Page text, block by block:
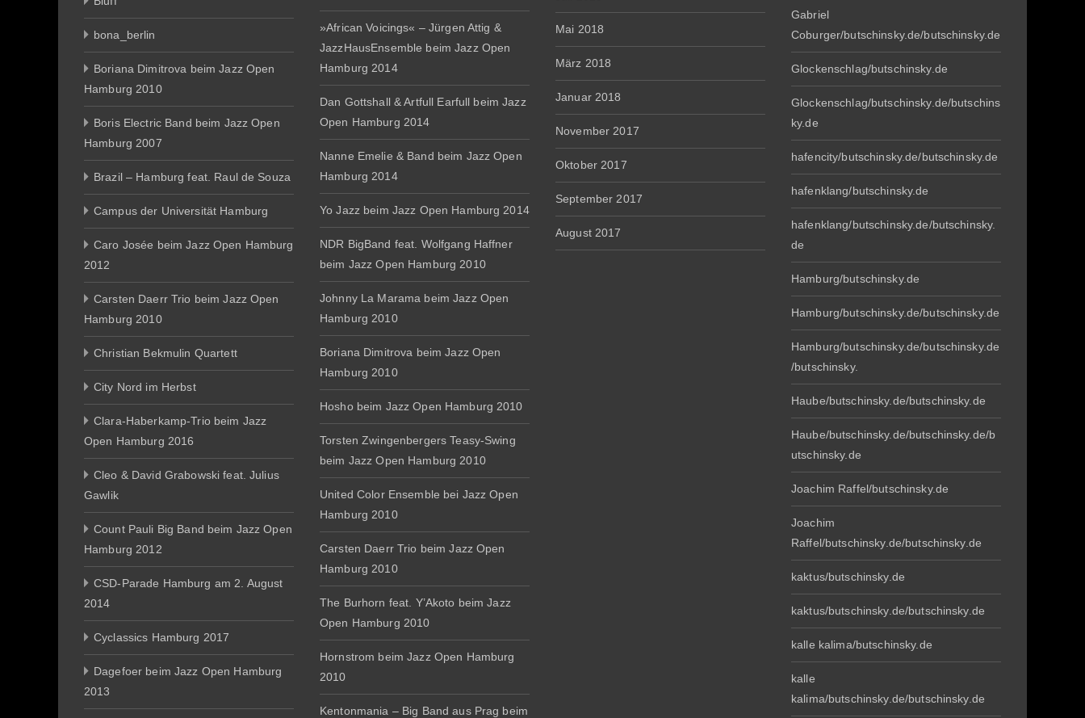
bona_berlin
Boriana Dimitrova beim Jazz Open
Hamburg 2010
Boris Electric Band beim Jazz Open
Hamburg 2007
Brazil – Hamburg feat. Raul de Souza
Campus der Universität Hamburg
Caro Josée beim Jazz Open Hamburg
2012
Carsten Daerr Trio beim Jazz Open
Hamburg 2010
Christian Bekmulin Quartett
City Nord im Herbst
Clara-Haberkamp-Trio beim Jazz
Open Hamburg 2016
Cleo & David Grabowski feat. Julius
Gawlik
Count Pauli Big Band beim Jazz Open
Hamburg 2012
CSD-Parade Hamburg am 2. August
2014
Cyclassics Hamburg 2017
Dagefoer beim Jazz Open Hamburg
2013
»African Voicings« – Jürgen Attig &
JazzHausEnsemble beim Jazz Open
Hamburg 2014
Dan Gottshall & Artfull Earfull beim Jazz
Open Hamburg 2014
Nanne Emelie & Band beim Jazz Open
Hamburg 2014
Yo Jazz beim Jazz Open Hamburg 2014
NDR BigBand feat. Wolfgang Haffner
beim Jazz Open Hamburg 2010
Johnny La Marama beim Jazz Open
Hamburg 2010
Boriana Dimitrova beim Jazz Open
Hamburg 2010
Hosho beim Jazz Open Hamburg 2010
Torsten Zwingenbergers Teasy-Swing
beim Jazz Open Hamburg 2010
United Color Ensemble bei Jazz Open
Hamburg 2010
Carsten Daerr Trio beim Jazz Open
Hamburg 2010
The Burhorn feat. Y’Akoto beim Jazz
Open Hamburg 2010
Hornstrom beim Jazz Open Hamburg
2010
Kentonmania – Big Band aus Prag beim
Mai 2018
März 2018
Januar 2018
November 2017
Oktober 2017
September 2017
August 2017
Gabriel
Coburger/butschinsky.de/butschinsky.de
Glockenschlag/butschinsky.de
Glockenschlag/butschinsky.de/butschins
ky.de
hafencity/butschinsky.de/butschinsky.de
hafenklang/butschinsky.de
hafenklang/butschinsky.de/butschinsky.
de
Hamburg/butschinsky.de
Hamburg/butschinsky.de/butschinsky.de
Hamburg/butschinsky.de/butschinsky.de
/butschinsky.
Haube/butschinsky.de/butschinsky.de
Haube/butschinsky.de/butschinsky.de/b
utschinsky.de
Joachim Raffel/butschinsky.de
Joachim
Raffel/butschinsky.de/butschinsky.de
kaktus/butschinsky.de
kaktus/butschinsky.de/butschinsky.de
kalle kalima/butschinsky.de
kalle
kalima/butschinsky.de/butschinsky.de